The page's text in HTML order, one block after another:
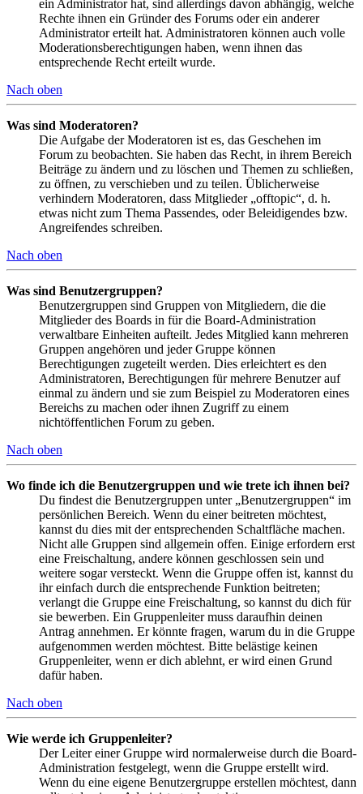
ein Administrator hat, sind allerdings davon abhängig, welche
Rechte ihnen ein Gründer des Forums oder ein anderer
Administrator erteilt hat. Administratoren können auch volle
Moderationsberechtigungen haben, wenn ihnen das
entsprechende Recht erteilt wurde.
Nach oben
Was sind Moderatoren?
Die Aufgabe der Moderatoren ist es, das Geschehen im
Forum zu beobachten. Sie haben das Recht, in ihrem Bereich
Beiträge zu ändern und zu löschen und Themen zu schließen,
zu öffnen, zu verschieben und zu teilen. Üblicherweise
verhindern Moderatoren, dass Mitglieder „offtopic“, d. h.
etwas nicht zum Thema Passendes, oder Beleidigendes bzw.
Angreifendes schreiben.
Nach oben
Was sind Benutzergruppen?
Benutzergruppen sind Gruppen von Mitgliedern, die die
Mitglieder des Boards in für die Board-Administration
verwaltbare Einheiten aufteilt. Jedes Mitglied kann mehreren
Gruppen angehören und jeder Gruppe können
Berechtigungen zugeteilt werden. Dies erleichtert es den
Administratoren, Berechtigungen für mehrere Benutzer auf
einmal zu ändern und sie zum Beispiel zu Moderatoren eines
Bereichs zu machen oder ihnen Zugriff zu einem
nichtöffentlichen Forum zu geben.
Nach oben
Wo finde ich die Benutzergruppen und wie trete ich ihnen bei?
Du findest die Benutzergruppen unter „Benutzergruppen“ im
persönlichen Bereich. Wenn du einer beitreten möchtest,
kannst du dies mit der entsprechenden Schaltfläche machen.
Nicht alle Gruppen sind allgemein offen. Einige erfordern erst
eine Freischaltung, andere können geschlossen sein und
weitere sogar versteckt. Wenn die Gruppe offen ist, kannst du
ihr einfach durch die entsprechende Funktion beitreten;
verlangt die Gruppe eine Freischaltung, so kannst du dich für
sie bewerben. Ein Gruppenleiter muss daraufhin deinen
Antrag annehmen. Er könnte fragen, warum du in die Gruppe
aufgenommen werden möchtest. Bitte belästige keinen
Gruppenleiter, wenn er dich ablehnt, er wird einen Grund
dafür haben.
Nach oben
Wie werde ich Gruppenleiter?
Der Leiter einer Gruppe wird normalerweise durch die Board-
Administration festgelegt, wenn die Gruppe erstellt wird.
Wenn du eine eigene Benutzergruppe erstellen möchtest, dann